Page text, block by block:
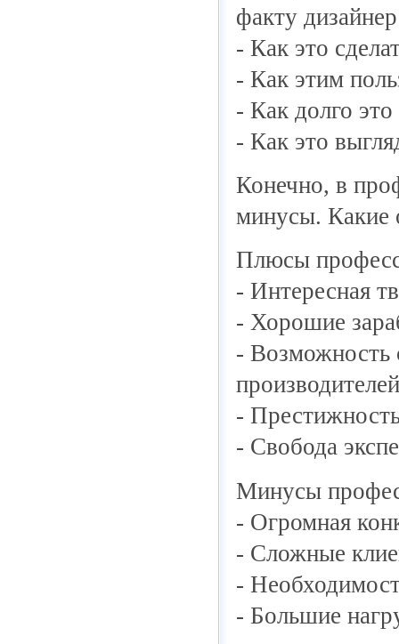
факту
- Как это
- Как этим
- Как долго
- Как это
Конечно, в
минусы. Какие
Плюсы
- Интересная
- Хорошие
- Возможность
производителей
-
- Свобода
Минусы
- Огромная
- Сложные
-
- Большие